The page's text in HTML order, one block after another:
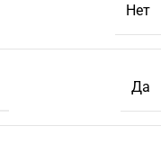
Нет
Да